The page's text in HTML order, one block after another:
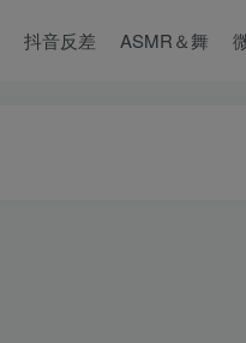
抖音反差 ASMR＆舞